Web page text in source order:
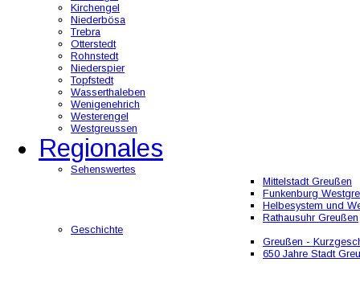
Kirchengel
Niederbösa
Trebra
Otterstedt
Rohnstedt
Niederspier
Topfstedt
Wasserthaleben
Wenigenehrich
Westerengel
Westgreussen
Regionales
Sehenswertes
Mittelstadt Greußen
Funkenburg
Helbesystem und
Rathausuhr Greußen
Geschichte
Greußen -
650 Jahre Stadt